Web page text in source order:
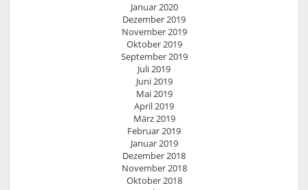
Januar 2020
Dezember 2019
November 2019
Oktober 2019
September 2019
Juli 2019
Juni 2019
Mai 2019
April 2019
März 2019
Februar 2019
Januar 2019
Dezember 2018
November 2018
Oktober 2018